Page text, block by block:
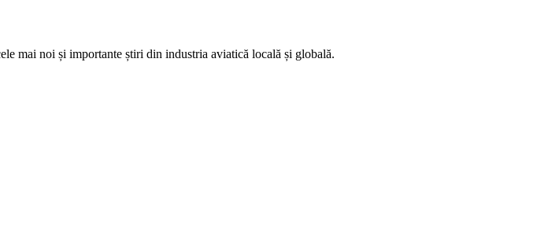
mai noi și importante știri din industria aviatică locală și globală.